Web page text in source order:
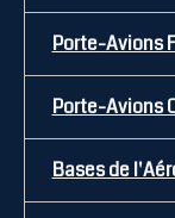
Porte-Avions
Porte-Avions
Bases de